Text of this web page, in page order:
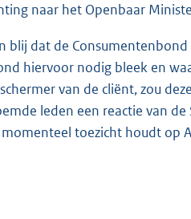
naar het Openbaar
blij dat de
hiervoor nodig bleek en
van de cliënt, zou
leden een reactie van
toezicht houdt op